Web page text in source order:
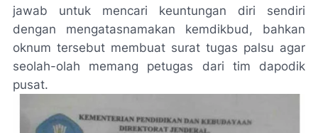
jawab untuk mencari keuntungan diri sendiri
dengan mengatasnamakan kemdikbud, bahkan
oknum tersebut membuat surat tugas palsu agar
seolah-olah memang petugas dari tim dapodik
pusat.